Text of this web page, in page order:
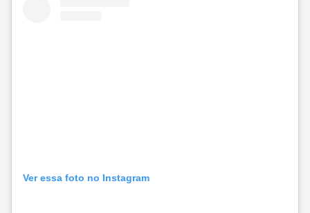
Ver essa foto no Instagram